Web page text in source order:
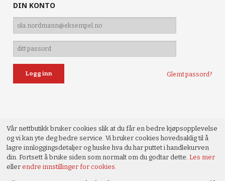
DIN KONTO
Glemt passord?
Vår nettbutikk bruker cookies slik at du får en bedre kjøpsopplevelse
og vi kan yte deg bedre service. Vi bruker cookies hovedsaklig til å
lagre innloggingsdetaljer og huske hva du har puttet i handlekurven
din. Fortsett å bruke siden som normalt om du godtar dette.Les mer
ellerendre innstillinger for cookies.